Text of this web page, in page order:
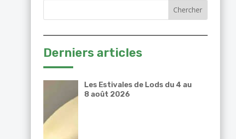
Derniers articles
Les Estivales de Lods du 4 au
8 août 2026